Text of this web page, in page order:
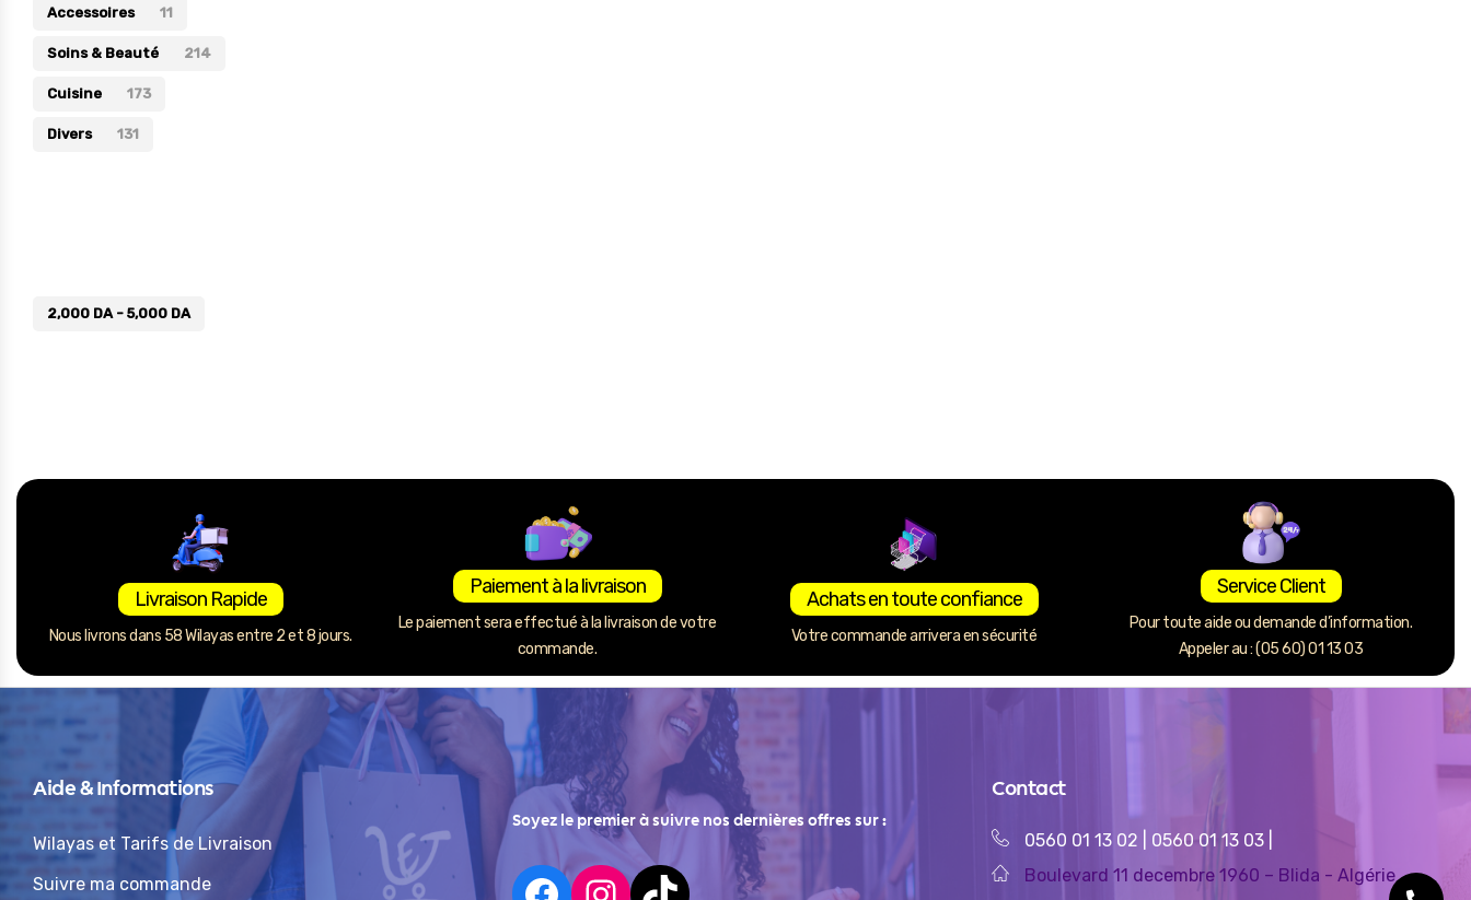
Accessoires 11
Soins & Beauté 214
Cuisine 173
Divers 131
2,000 DA- 5,000 DA
Livraison Rapide
Nous livrons dans 58 Wilayas entre 2 et 8 jours.
Paiement à la livraison
Le paiement sera effectué à la livraison de votre
commande.
Achats en toute confiance
Votre commande arrivera en sécurité
Service Client
Pour toute aide ou demande d’information.
Appeler au : (05 60) 01 13 03
Aide & Informations
Wilayas et Tarifs de Livraison
Suivre ma commande
Soyez le premier à suivre nos dernières offres sur :
Contact
0560 01 13 02 0560 01 13 03
Boulevard 11 decembre 1960 – Blida - Algérie